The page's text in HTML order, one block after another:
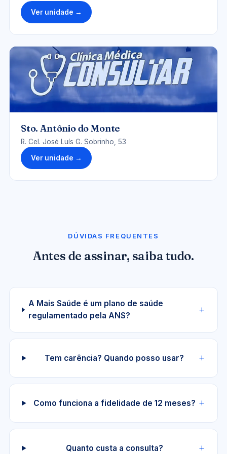
Ver unidade →
UNIDADE-SAMONTE.JPG
Sto. Antônio do Monte
R. Cel. José Luís G. Sobrinho, 53
Ver unidade →
DÚVIDAS FREQUENTES
Antes de assinar, saiba tudo.
A Mais Saúde é um plano de saúde
regulamentado pela ANS?
Tem carência? Quando posso usar?
Como funciona a fidelidade de 12 meses?
Quanto custa a consulta?